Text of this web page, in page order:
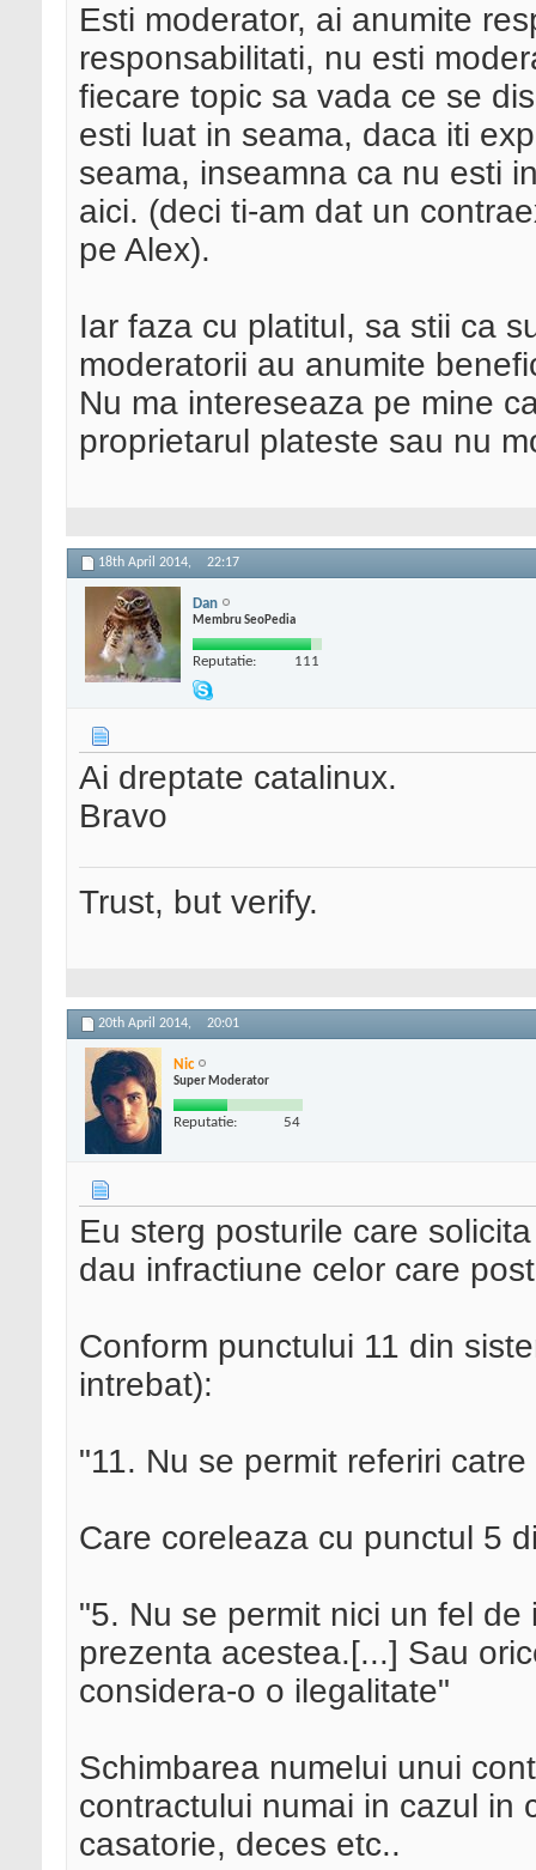
Esti moderator, ai anumite
responsabilitati, nu esti
fiecare topic sa vada ce se
esti luat in seama, daca iti
seama, inseamna ca nu esti
aici. (deci ti-am dat un
pe Alex).
Iar faza cu platitul, sa stii ca
moderatorii au anumite
Nu ma intereseaza pe mine
proprietarul plateste sau nu
18th April 2014, 22:17
Dan
Membru SeoPedia
Reputatie: 111
Ai dreptate catalinux.
Bravo
Trust, but verify.
20th April 2014, 20:01
Nic
Super Moderator
Reputatie: 54
Eu sterg posturile care
dau infractiune celor care
Conform punctului 11 din
intrebat):
"11. Nu se permit referiri catre
Care coreleaza cu punctul 5
"5. Nu se permit nici un fel
prezenta acestea.[...] Sau
considera-o o ilegalitate"
Schimbarea numelui unui
contractului numai in cazul in
casatorie, deces etc..